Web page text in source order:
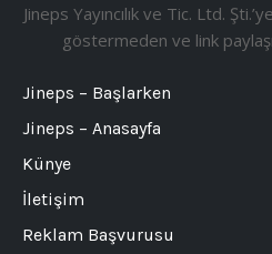
Jineps Yayıncılık ve Tic. Ltd.
göstermeden ve link
Jineps – Başlarken
Jineps – Anasayfa
Künye
İletişim
Reklam Başvurusu